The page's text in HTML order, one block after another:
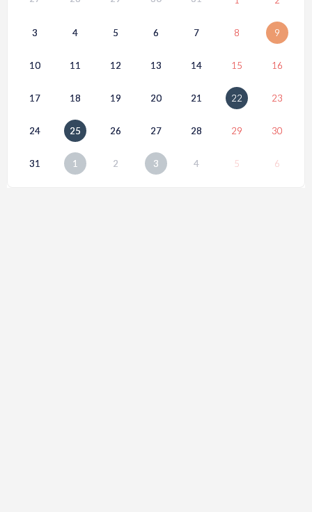
3 4 5 6 7 8 9
10 11 12 13 14 15 16
17 18 19 20 21 22 23
24 25 26 27 28 29 30
31 1 2 3 4 5 6